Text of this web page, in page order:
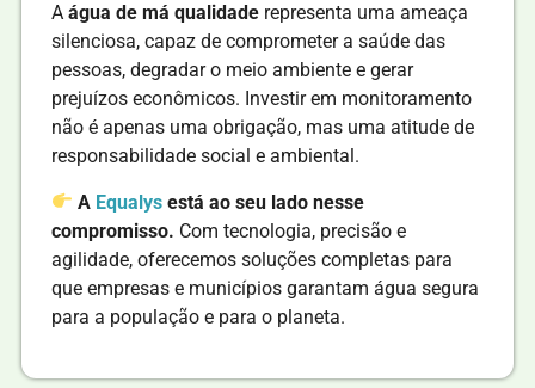
A água de má qualidaderepresenta uma ameaça
silenciosa, capaz de comprometer a saúde das
pessoas, degradar o meio ambiente e gerar
prejuízos econômicos. Investir em monitoramento
não é apenas uma obrigação, mas uma atitude de
responsabilidade social e ambiental.
A Equalysestá ao seu lado nesse
compromisso. Com tecnologia, precisão e
agilidade, oferecemos soluções completas para
que empresas e municípios garantam água segura
para a população e para o planeta.